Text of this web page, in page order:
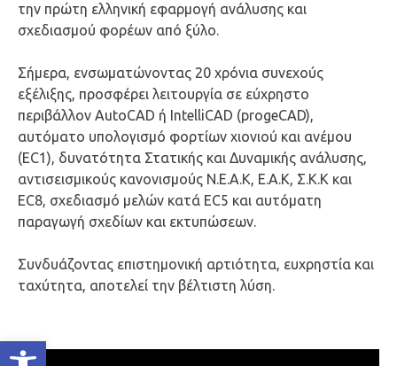
Ανοίξτε τη γραμμή εργαλείων
την πρώτη ελληνική εφαρμογή ανάλυσης και
σχεδιασμού φορέων από ξύλο.
Σήμερα, ενσωματώνοντας 20 χρόνια συνεχούς
εξέλιξης, προσφέρει λειτουργία σε εύχρηστο
περιβάλλον AutoCAD ή IntelliCAD (progeCAD),
αυτόματο υπολογισμό φορτίων χιονιού και ανέμου
(EC1), δυνατότητα Στατικής και Δυναμικής ανάλυσης,
αντισεισμικούς κανονισμούς Ν.Ε.Α.Κ, Ε.Α.Κ, Σ.Κ.Κ και
EC8, σχεδιασμό μελών κατά EC5 και αυτόματη
παραγωγή σχεδίων και εκτυπώσεων.
Συνδυάζοντας επιστημονική αρτιότητα, ευχρηστία και
ταχύτητα, αποτελεί την βέλτιστη λύση.